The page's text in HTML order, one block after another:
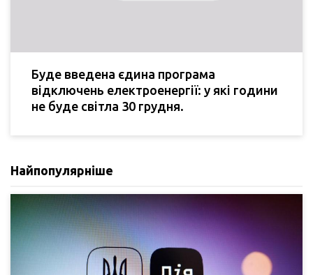
Буде введена єдина програма
відключень електроенергії: у які години
не буде світла 30 грудня.
Найпопулярніше